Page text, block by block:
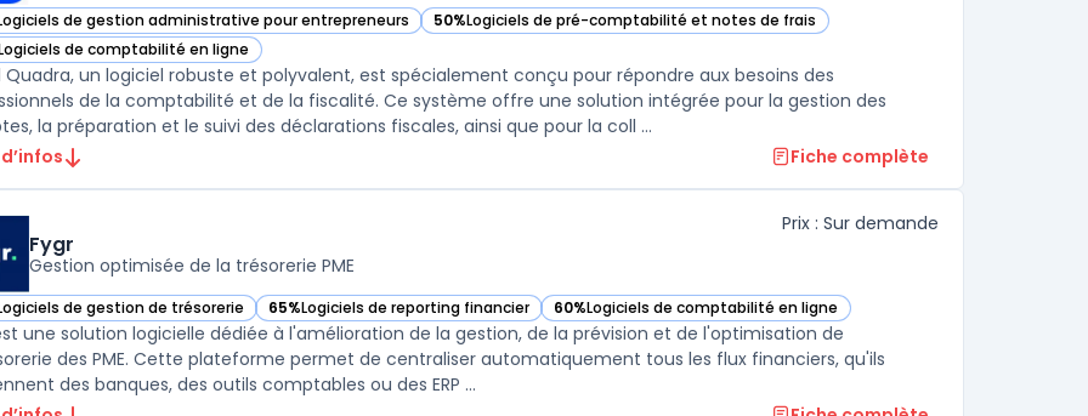
de gestion administrative pour entrepreneurs
Cegid Quadra dans cette catégorie 50%Logiciels de pré-comptabilité et notes de frais
— voir Cegid Quadra dans cette catégorie
de comptabilité en ligne
Cegid Quadra dans cette catégorie
Quadra, un logiciel robuste et polyvalent, est spécialement conçu pour répondre aux besoins des
de la comptabilité et de la fiscalité. Ce système offre une solution intégrée pour la gestion des
la préparation et le suivi des déclarations fiscales, ainsi que pour la coll ...
Fiche complète
Fygr
Gestion optimisée de la trésorerie PME
Prix : Sur demande
de gestion de trésorerie
Fygr dans cette catégorie 65%Logiciels de reporting financier
— voir Fygr dans cette catégorie 60%Logiciels de comptabilité en ligne
— voir Fygr dans cette catégorie
une solution logicielle dédiée à l'amélioration de la gestion, de la prévision et de l'optimisation de
des PME. Cette plateforme permet de centraliser automatiquement tous les flux financiers, qu'ils
des banques, des outils comptables ou des ERP ...